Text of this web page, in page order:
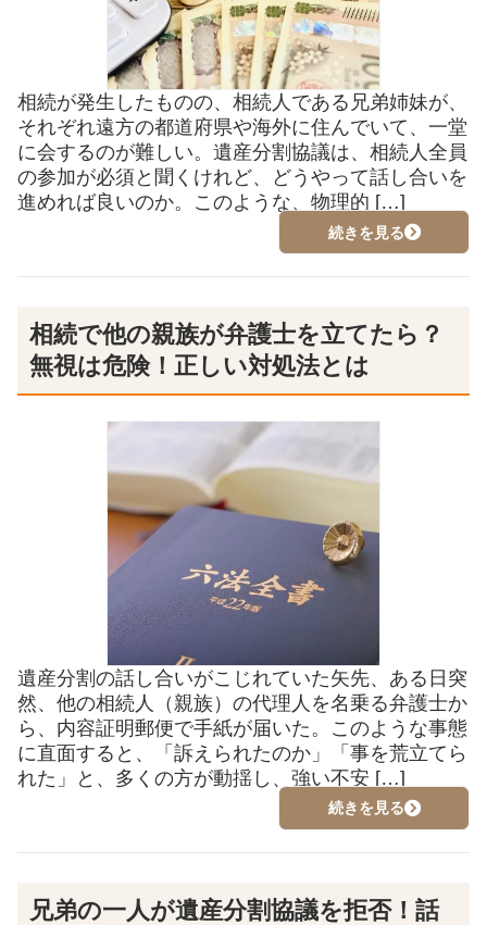
相続が発生したものの、相続人である兄弟姉妹が、
それぞれ遠方の都道府県や海外に住んでいて、一堂
に会するのが難しい。遺産分割協議は、相続人全員
の参加が必須と聞くけれど、どうやって話し合いを
進めれば良いのか。このような、物理的 […]
続きを見る
相続で他の親族が弁護士を立てたら？
無視は危険！正しい対処法とは
遺産分割の話し合いがこじれていた矢先、ある日突
然、他の相続人（親族）の代理人を名乗る弁護士か
ら、内容証明郵便で手紙が届いた。このような事態
に直面すると、「訴えられたのか」「事を荒立てら
れた」と、多くの方が動揺し、強い不安 […]
続きを見る
兄弟の一人が遺産分割協議を拒否！話